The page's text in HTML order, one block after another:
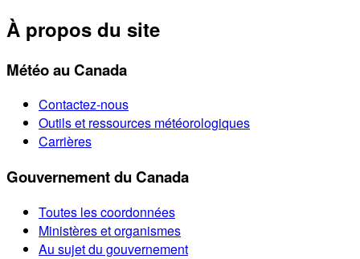
À propos du site
Météo au Canada
Contactez-nous
Outils et ressources météorologiques
Carrières
Gouvernement du Canada
Toutes les coordonnées
Ministères et organismes
Au sujet du gouvernement